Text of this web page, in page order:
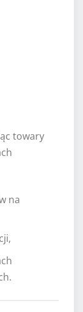
towary
na